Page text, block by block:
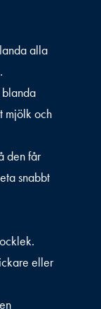
alla
blanda
mjölk och
den får
snabbt
eller